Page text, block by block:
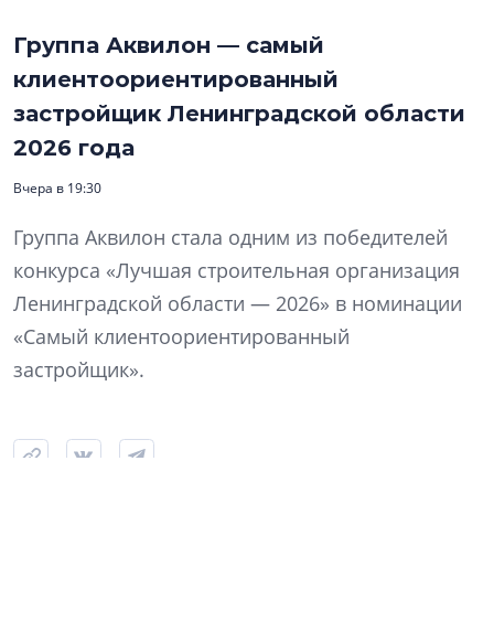
Группа Аквилон — самый
клиентоориентированный
застройщик Ленинградской области
2026 года
Вчера в 19:30
Группа Аквилон стала одним из победителей
конкурса «Лучшая строительная организация
Ленинградской области — 2026» в номинации
«Самый клиентоориентированный
застройщик».